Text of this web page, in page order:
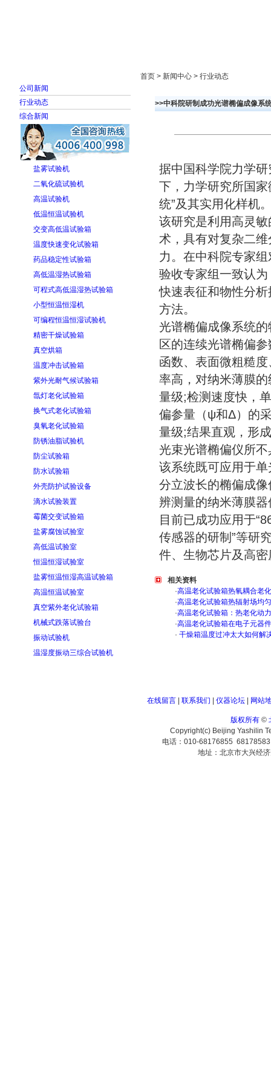
公司新闻
行业动态
综合新闻
盐雾试验机
二氧化硫试验机
高温试验机
低温恒温试验机
交变高低温试验箱
温度快速变化试验箱
药品稳定性试验箱
高低温湿热试验箱
可程式高低温湿热试验箱
小型恒温恒湿机
可编程恒温恒湿试验机
精密干燥试验箱
真空烘箱
温度冲击试验箱
紫外光耐气候试验箱
氙灯老化试验箱
换气式老化试验箱
臭氧老化试验箱
防锈油脂试验机
防尘试验箱
防水试验箱
外壳防护试验设备
滴水试验装置
霉菌交变试验箱
盐雾腐蚀试验室
高低温试验室
恒温恒湿试验室
盐雾恒温恒湿高温试验箱
高温恒温试验室
真空紫外老化试验箱
机械式跌落试验台
振动试验机
温湿度振动三综合试验机
首页 > 新闻中心 > 行业动态
>>中科院研制成功光谱椭偏成像系
据中国科学院力学
下，力学研究所国
统”及其实用化样机
该研究是利用高灵
术，具有对复杂二
力。在中科院专家
验收专家组一致认
快速表征和物性分
方法。
光谱椭偏成像系统
区的连续光谱椭偏
函数、表面微粗糙
率高，对纳米薄膜
量级;检测速度快，
偏参量（ψ和Δ）的
量级;结果直观，形
光束光谱椭偏仪所
该系统既可应用于
分立波长的椭偏成
辨测量的纳米薄膜
目前已成功应用于
传感器的研制”等研
件、生物芯片及高
相关资料
·高温老化试验箱热氧耦合老
·高温老化试验箱热辐射场均
·高温老化试验箱：热老化动
·高温老化试验箱在电子元器
· 干燥箱温度过冲太大如何解
在线留言| 联系我们 仪器论坛| 网站
版权所有©
Copyright(c) Beijing Yashilin
电话：010-68176855
地址：北京市大兴经